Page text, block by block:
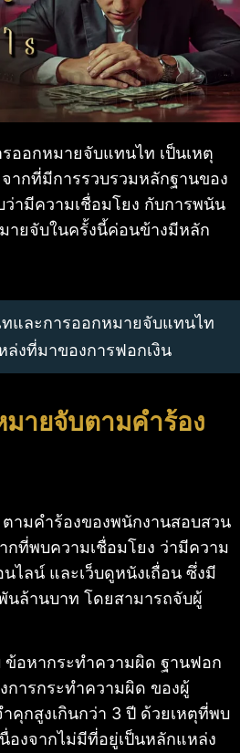
รออกหมายจับแทนไท เป็นเหตุ
ากที่มีการรวบรวมหลักฐานของ
ามีความเชื่อมโยง กับการพนัน
ายจับในครั้งนี้ค่อนข้างมีหลัก
และการออกหมายจับแทนไท
ล่งที่มาของการฟอกเงิน
ายจับตามคำร้อง
ามคำร้องของพนักงานสอบสวน
กที่พบความเชื่อมโยง ว่ามีความ
ไลน์ และเว็บดูหนังเถื่อน ซึ่งมี
นล้านบาท โดยสามารถจับผู้
ข้อหากระทำความผิด ฐานฟอก
การกระทำความผิด ของผู้
คุกสูงเกินกว่า 3 ปี ด้วยเหตุที่พบ
องจากไม่มีที่อยู่เป็นหลักแหล่ง